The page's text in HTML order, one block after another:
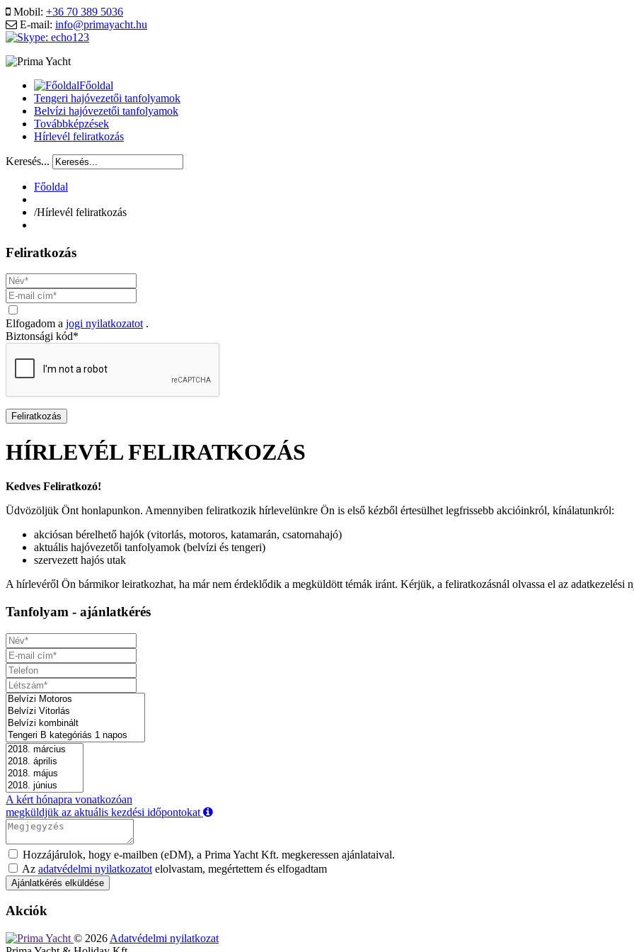
Mobil: +36 70 389 5036
E-mail: info@primayacht.hu
Főoldal
Tengeri hajóvezetői tanfolyamok
Belvízi hajóvezetői tanfolyamok
Továbbképzések
Hírlevél feliratkozás
Keresés...
Főoldal
/Hírlevél feliratkozás
Feliratkozás
Elfogadom a jogi nyilatkozatot.
Biztonsági kód*
HÍRLEVÉL FELIRATKOZÁS
Kedves Feliratkozó!
Üdvözöljük Önt honlapunkon. Amennyiben feliratkozik hírlevelünkre Ön is első kézből értesülhet legfrissebb akcióinkról, kínálatunkról:
akciósan bérelhető hajók (vitorlás, motoros, katamarán, csatornahajó)
aktuális hajóvezetői tanfolyamok (belvízi és tengeri)
szervezett hajós utak
A hírlevéről Ön bármikor leiratkozhat, ha már nem érdeklődik a megküldött témák iránt. Kérjük, a feliratkozásnál olvassa el az adatkezelési
Tanfolyam - ajánlatkérés
A kért hónapra vonatkozóan
megküldjük az aktuális kezdési időpontokat
Hozzájárulok, hogy e-mailben (eDM), a Prima Yacht Kft. megkeressen ajánlataival.
Az adatvédelmi nyilatkozatot elolvastam, megértettem és elfogadtam
Akciók
© 2026 Adatvédelmi nyilatkozat